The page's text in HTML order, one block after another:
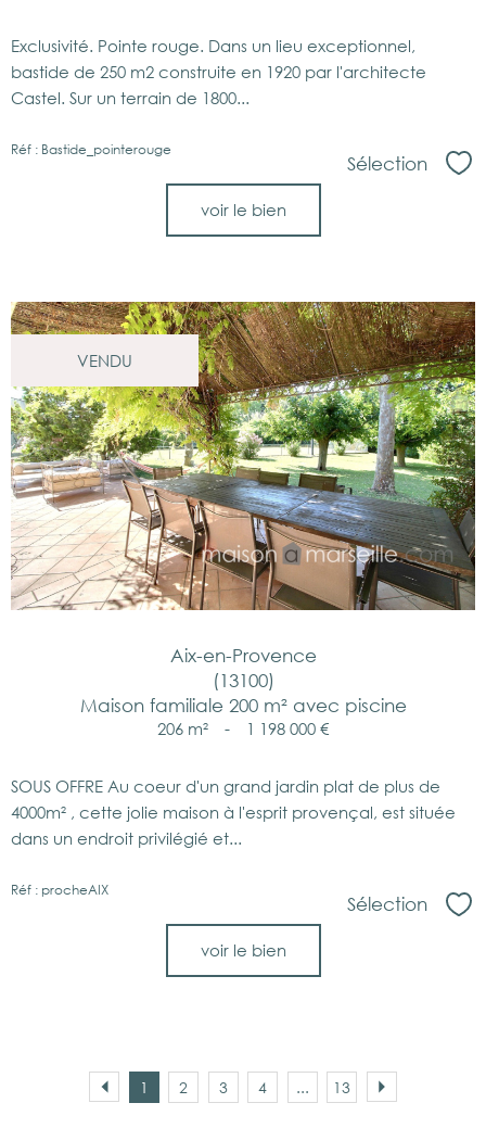
Exclusivité. Pointe rouge. Dans un lieu exceptionnel,
bastide de 250 m2 construite en 1920 par l'architecte
Castel. Sur un terrain de 1800...
Réf : Bastide_pointerouge
Sélection
voir le bien
VENDU
Aix-en-Provence
(13100)
Maison familiale 200 m² avec piscine
206 m² - 1 198 000 €
SOUS OFFRE Au coeur d'un grand jardin plat de plus de
4000m² , cette jolie maison à l'esprit provençal, est située
dans un endroit privilégié et...
Réf : procheAIX
Sélection
voir le bien
1 2 3 4 ... 13